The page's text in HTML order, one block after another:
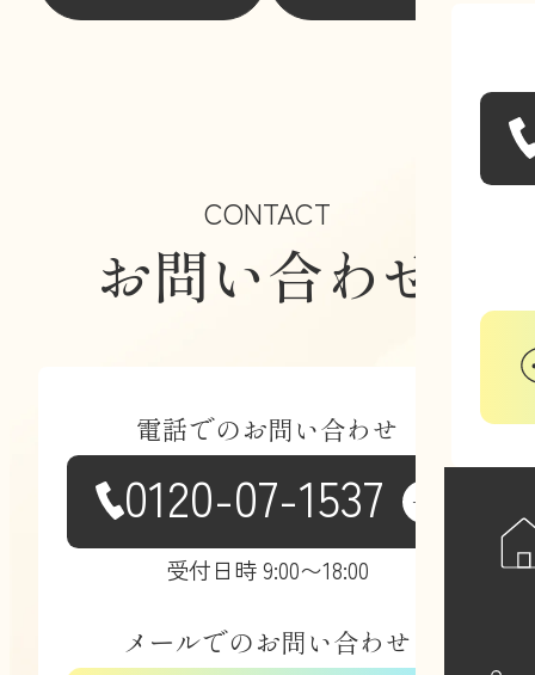
CONTACT
お問い合わせ
電話でのお問い合わせ
0120-07-1537
受付日時 9:00〜18:00
メールでのお問い合わせ